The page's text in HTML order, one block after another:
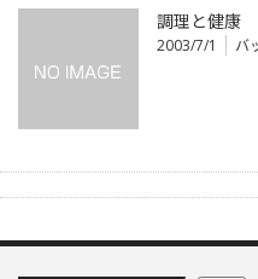
調理と健康
2003/7/1 バ